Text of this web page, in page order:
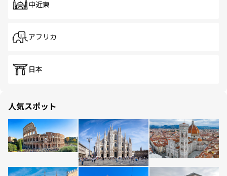
中近東
アフリカ
日本
人気スポット